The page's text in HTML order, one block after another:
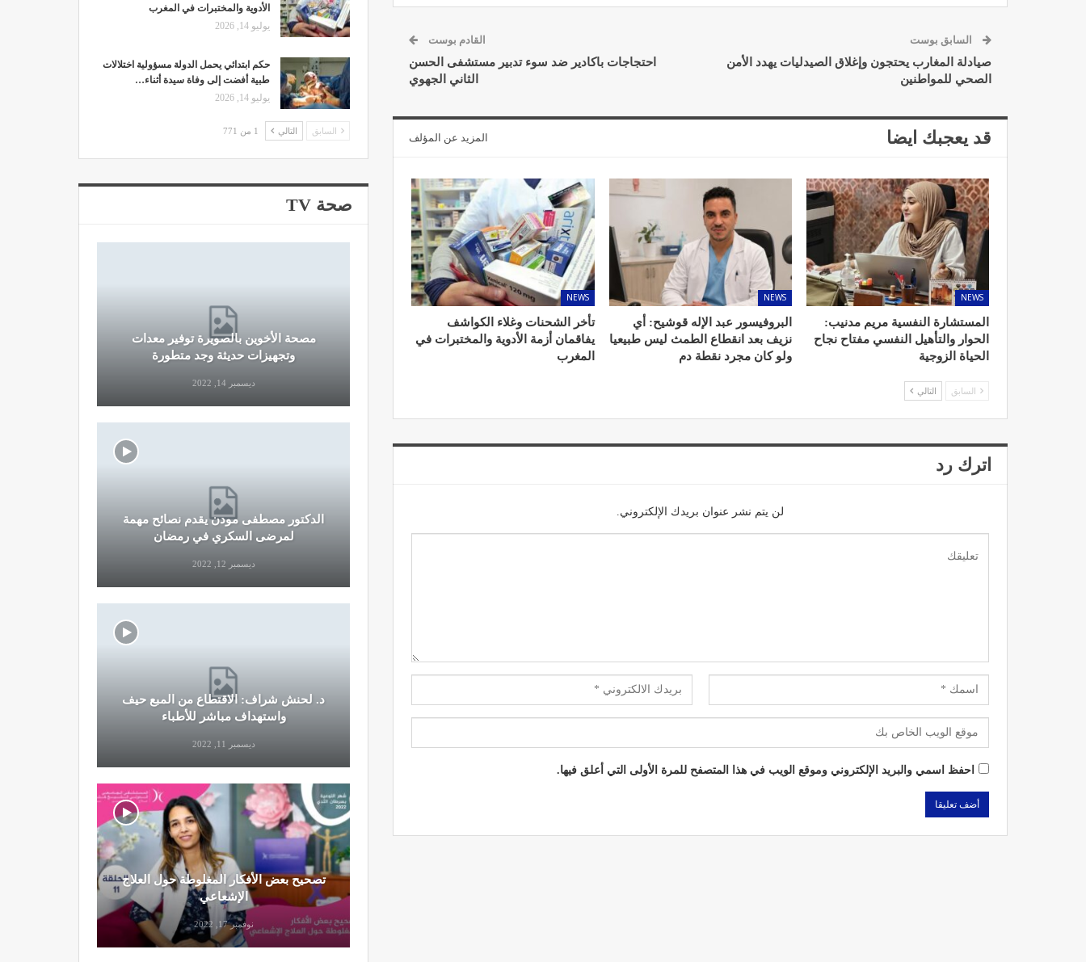
السابق بوست
صيادلة المغارب يحتجون وإغلاق الصيدليات يهدد الأمن
الصحي للمواطنين
القادم بوست
احتجاجات باكادير ضد سوء تدبير مستشفى الحسن
الثاني الجهوي
قد يعجبك ايضا المزيد عن المؤلف
NEWS
المستشارة النفسية مريم مدنيب:
الحوار والتأهيل النفسي مفتاح نجاح
الحياة الزوجية
NEWS
البروفيسور عبد الإله قوشيح: أي
نزيف بعد انقطاع الطمث ليس طبيعيا
ولو كان مجرد نقطة دم
NEWS
تأخر الشحنات وغلاء الكواشف
يفاقمان أزمة الأدوية والمختبرات في
المغرب
السابق التالي
اترك رد
لن يتم نشر عنوان بريدك الإلكتروني.
احفظ اسمي والبريد الإلكتروني وموقع الويب في هذا المتصفح للمرة الأولى التي أعلق فيها.
الأدوية والمختبرات في المغرب
يوليو 14, 2026
حكم ابتدائي يحمل الدولة مسؤولية اختلالات
طبية أفضت إلى وفاة سيدة أثناء…
يوليو 14, 2026
السابق التالي 1 من 771
صحة TV
مصحة الأخوين بالصويرة توفير معدات
وتجهيزات حديثة وجد متطورة
الدكتور مصطفى مودن يقدم نصائح مهمة
لمرضى السكري في رمضان
د. لحنش شراف: الاقتطاع من المبع حيف
واستهداف مباشر للأطباء
قرار جديد يعيد تنظيم تعويضات الحراسة
والمداومة لمهنيي الصحة
التوازن الغذائي خلال شهر…
تعزيز الصحة العامة
مصحة الأخوين بالصويرة توفير معدات
وتجهيزات حديثة وجد متطورة
ديسمبر 14, 2022
الدكتور مصطفى مودن يقدم نصائح مهمة
لمرضى السكري في رمضان
ديسمبر 12, 2022
د. لحنش شراف: الاقتطاع من المبع حيف
واستهداف مباشر للأطباء
ديسمبر 11, 2022
تصحيح بعض الأفكار المغلوطة حول العلاج
الإشعاعي
نوفمبر 17, 2022